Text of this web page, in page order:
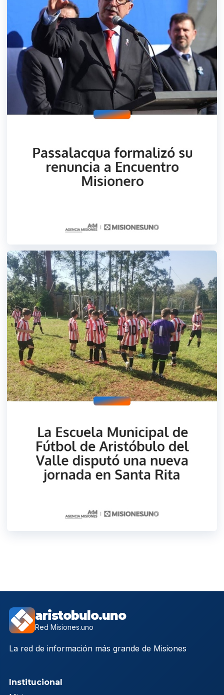
aristobulo.uno
Red Misiones.uno
La red de información más grande de Misiones
Institucional